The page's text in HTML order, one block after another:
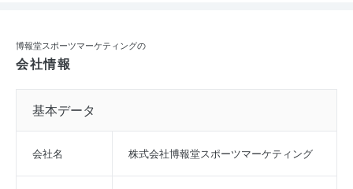
博報堂スポーツマーケティングの
会社情報
基本データ
会社名 株式会社博報堂スポーツマーケティング